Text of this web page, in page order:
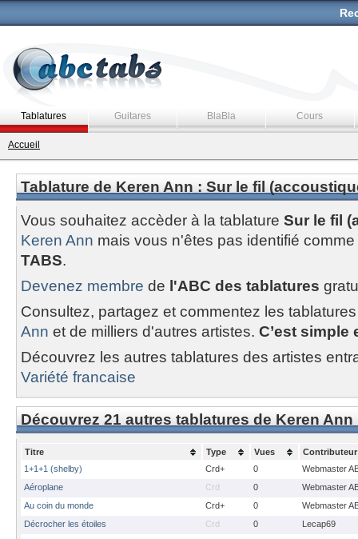
Tablatures Guitares BlaBla Cours
Accueil
Tablature de Keren Ann : Sur le fil
Vous souhaitez accèder à la tablature Sur le fil
Keren Ann mais vous n'êtes pas identifié
TABS.
Devenez membre de l'ABC des tablatures
Consultez, partagez et commentez les
Ann et de milliers d'autres artistes. C’est simple
Découvrez les autres tablatures des artistes
Variété francaise
Découvrez 21 autres tablatures de Keren Ann
Titre Type Vues
Contributeur
1+1+1 (shelby)
Crd+ 0
Webmaster
Aéroplane
Crd 0
Webmaster
Au coin du monde
Crd+ 0
Webmaster
Décrocher les étoiles
Crd 0
Lecap69